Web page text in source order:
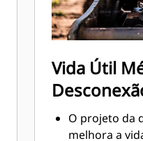
Vida Útil
Vezes
O projeto da
melhora a